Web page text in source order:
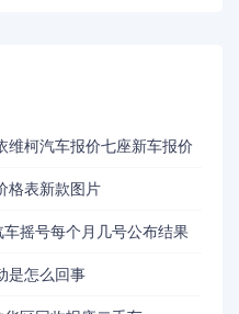
维柯汽车报价七座新车报价
格表新款图片
摇号每个月几号公布结果
是怎么回事